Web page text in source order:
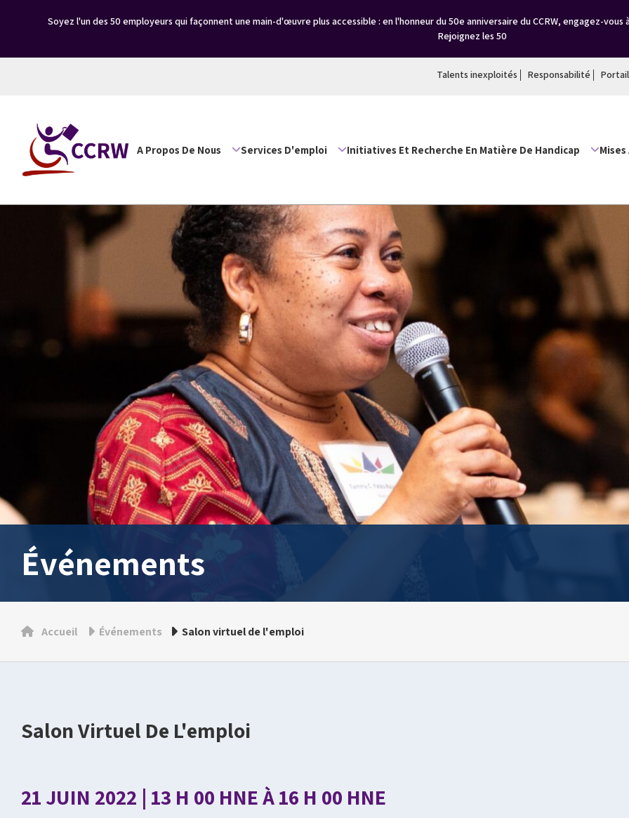
Soyez l'un des 50 employeurs qui façonnent une main-d'œuvre plus accessible : en l'honneur du 50e anniversaire du CCRW, engagez-
Rejoignez les 50
Talents inexploités Responsabilité
A Propos De Nous Services D'emploi Initiatives Et Recherche En Matière De Handicap Mises
Événements
Accueil Événements Salon virtuel de l'emploi
Salon Virtuel De L'emploi
21 JUIN 2022 | 13 H 00 HNE À 16 H 00 HNE